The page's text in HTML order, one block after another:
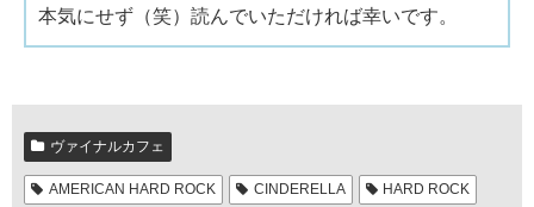
本気にせず（笑）読んでいただければ幸いです。
ヴァイナルカフェ
AMERICAN HARD ROCK CINDERELLA
HARD ROCK